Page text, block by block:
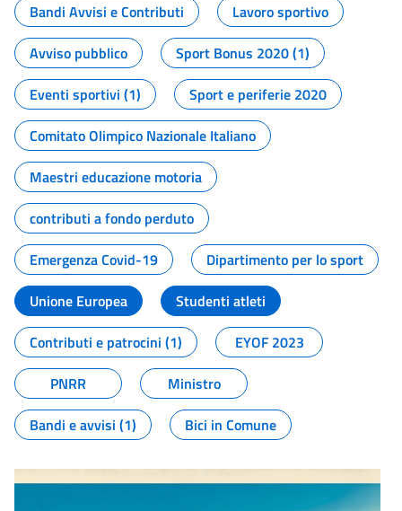
Bandi Avvisi e Contributi
Lavoro sportivo
Avviso pubblico
Sport Bonus 2020 (1)
Eventi sportivi (1)
Sport e periferie 2020
Comitato Olimpico Nazionale Italiano
Maestri educazione motoria
contributi a fondo perduto
Emergenza Covid-19
Dipartimento per lo sport
Unione Europea
Studenti atleti
Contributi e patrocini (1)
EYOF 2023
PNRR
Ministro
Bandi e avvisi (1)
Bici in Comune